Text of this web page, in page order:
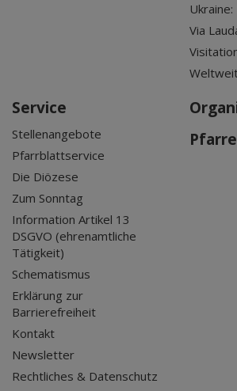
Via
Service
Stellenangebote
Pfarrblattservice
Die Diözese
Zum Sonntag
Information Artikel 13
DSGVO (ehrenamtliche
Tätigkeit)
Schematismus
Erklärung zur
Barrierefreiheit
Kontakt
Newsletter
Rechtliches & Datenschutz